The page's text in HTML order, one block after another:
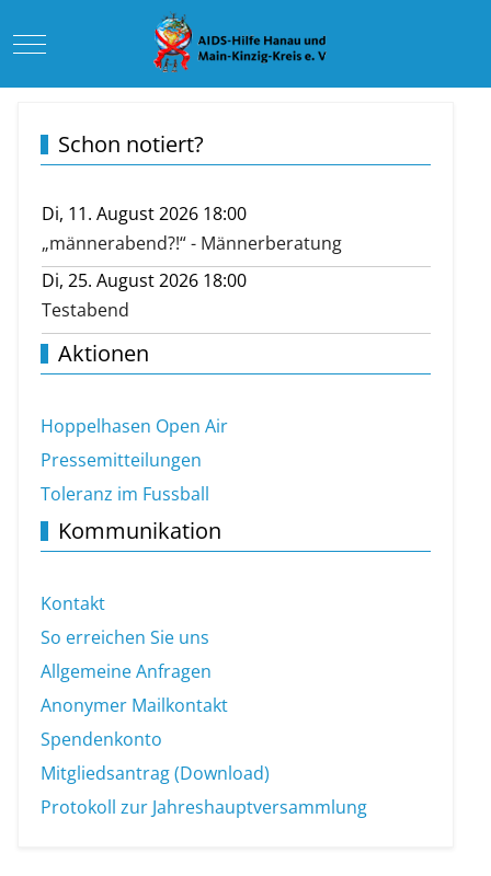
Mobile Menu Toggle
Schon notiert?
Di, 11. August 2026 18:00
„männerabend?!“ - Männerberatung
Di, 25. August 2026 18:00
Testabend
Aktionen
Hoppelhasen Open Air
Pressemitteilungen
Toleranz im Fussball
Kommunikation
Kontakt
So erreichen Sie uns
Allgemeine Anfragen
Anonymer Mailkontakt
Spendenkonto
Mitgliedsantrag (Download)
Protokoll zur Jahreshauptversammlung